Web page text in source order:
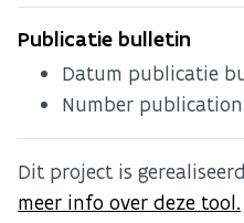
Publicatie bulletin
Datum publicatie
Number
Dit project is
meer info over deze tool.